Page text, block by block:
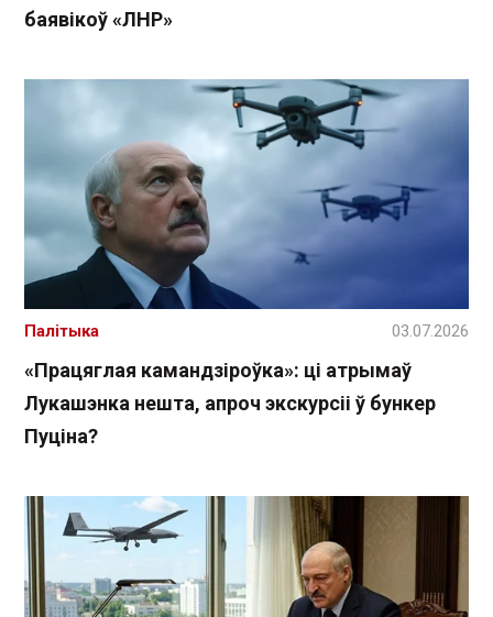
баявікоў «ЛНР»
«Працяглая камандзіроўка»: ці атрымаў
Лукашэнка нешта, апроч экскурсіі ў бункер
Пуціна?
Палітыка 03.07.2026